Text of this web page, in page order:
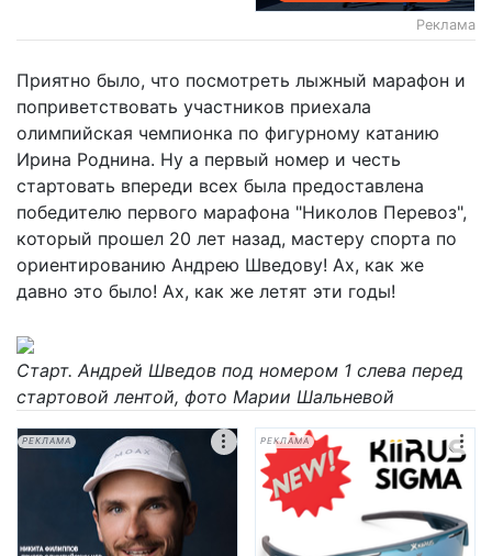
Реклама
Приятно было, что посмотреть лыжный марафон и
поприветствовать участников приехала
олимпийская чемпионка по фигурному катанию
Ирина Роднина. Ну а первый номер и честь
стартовать впереди всех была предоставлена
победителю первого марафона "Николов Перевоз",
который прошел 20 лет назад, мастеру спорта по
ориентированию Андрею Шведову! Ах, как же
давно это было! Ах, как же летят эти годы!
Старт. Андрей Шведов под номером 1 слева перед
стартовой лентой, фото Марии Шальневой
РЕКЛАМА РЕКЛАМА